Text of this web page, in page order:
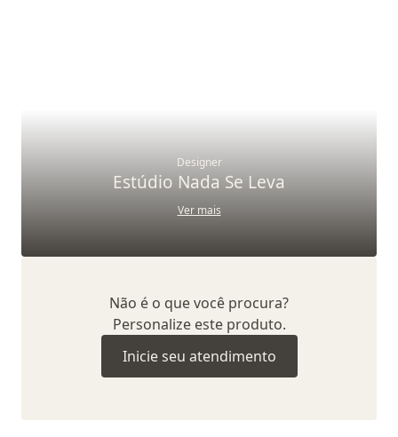
Designer
Estúdio Nada Se Leva
Ver mais
Não é o que você procura?
Personalize este produto.
Inicie seu atendimento